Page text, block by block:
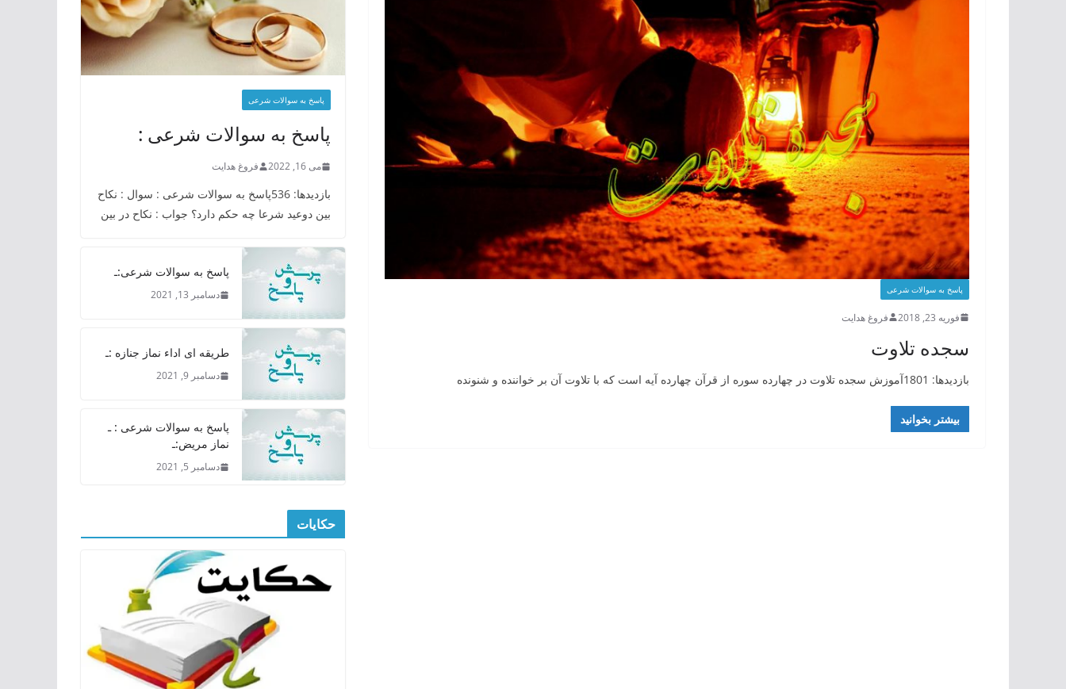
پاسخ به سوالات شرعی
فوریه 23, 2018 فروغ هدایت
سجده تلاوت
بازدیدها: 1801آموزش سجده تلاوت در چهارده سوره از قرآن چهارده آیه است که با تلاوت آن بر خواننده و شنونده
بیشتر بخوانید
پاسخ به سوالات شرعی
پاسخ به سوالات شرعی :
می 16, 2022 فروغ هدایت
بازدیدها: 536پاسخ به سوالات شرعی : سوال : نکاح
بین دوعید شرعا چه حکم دارد؟ جواب : نکاح در بین
پاسخ به سوالات شرعی:ـ
دسامبر 13, 2021
طریقه ای اداء نماز جنازه :ـ
دسامبر 9, 2021
پاسخ به سوالات شرعی : ـ
نماز مریض:ـ
دسامبر 5, 2021
حکایات